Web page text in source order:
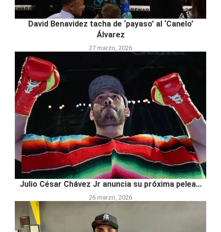
David Benavidez tacha de ‘payaso’ al ‘Canelo’
Álvarez
27 marzo, 2026
Julio César Chávez Jr anuncia su próxima pelea...
26 marzo, 2026